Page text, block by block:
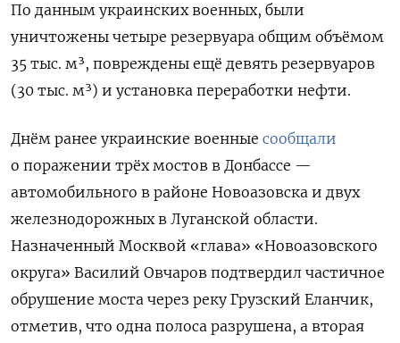
По данным украинских военных, были
уничтожены четыре резервуара общим объёмом
35 тыс. м³, повреждены ещё девять резервуаров
(30 тыс. м³) и установка переработки нефти.
Днём ранее украинские военные сообщали
о поражении трёх мостов в Донбассе —
автомобильного в районе Новоазовска и двух
железнодорожных в Луганской области.
Назначенный Москвой «глава» «Новоазовского
округа» Василий Овчаров подтвердил частичное
обрушение моста через реку Грузский Еланчик,
отметив, что одна полоса разрушена, а вторая